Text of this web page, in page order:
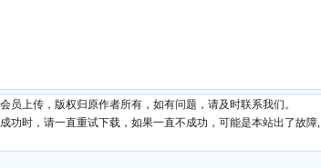
员上传，版权归原作者所有，如有问题，请及时联系我们。
功时，请一直重试下载，如果一直不成功，可能是本站出了故障,